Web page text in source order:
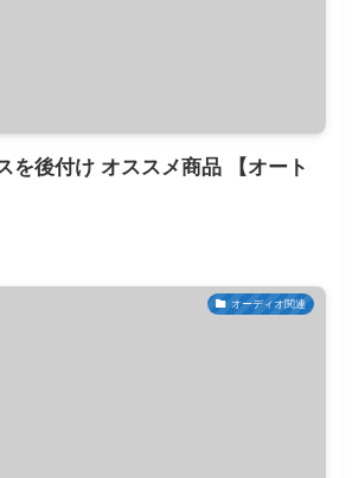
を後付け オススメ商品 【オート
オーディオ関連